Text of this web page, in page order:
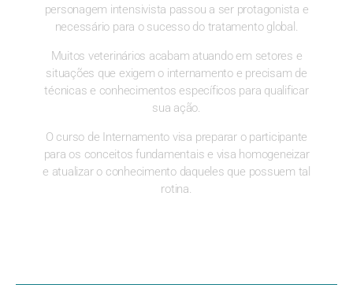
personagem intensivista passou a ser protagonista e
necessário para o sucesso do tratamento global.
Muitos veterinários acabam atuando em setores e
situações que exigem o internamento e precisam de
técnicas e conhecimentos específicos para qualificar
sua ação.
O curso de Internamento visa preparar o participante
para os conceitos fundamentais e visa homogeneizar
e atualizar o conhecimento daqueles que possuem tal
rotina.